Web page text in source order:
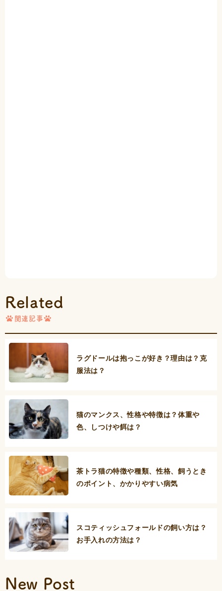
Related
関連記事
ラグドールは抱っこが好き？理由は？克
服法は？
猫のマンクス、性格や特徴は？体重や
色、しつけや餌は？
茶トラ猫の特徴や種類、性格、飼うとき
のポイント、かかりやすい病気
スコティッシュフォールドの飼い方は？
お手入れの方法は？
New Post